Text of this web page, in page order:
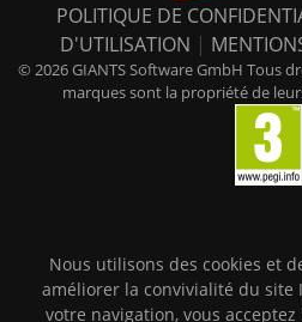
POLITIQUE DE
D'UTILISATION |
© 2026 GIANTS Software GmbH Tous
marques sont la propriété de
Nous utilisons des cookies et
améliorer la convivialité du site
votre navigation, vous